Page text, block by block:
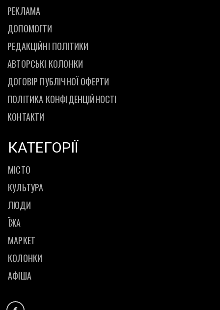
РЕКЛАМА
ДОПОМОГТИ
РЕДАКЦІЙНІ ПОЛІТИКИ
АВТОРСЬКІ КОЛОНКИ
ДОГОВІР ПУБЛІЧНОЇ ОФЕРТИ
ПОЛІТИКА КОНФІДЕНЦІЙНОСТІ
КОНТАКТИ
КАТЕГОРІЇ
МІСТО
КУЛЬТУРА
ЛЮДИ
ЇЖА
МАРКЕТ
КОЛОНКИ
АФІША